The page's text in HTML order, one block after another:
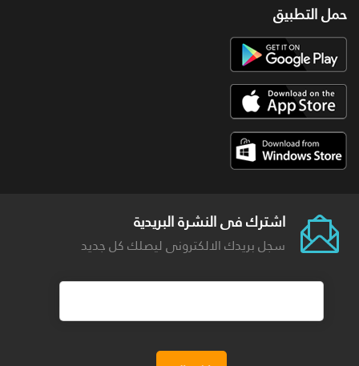
حمل التطبيق
اشترك فى النشرة البريدية
سجل بريدك الالكترونى ليصلك كل جديد